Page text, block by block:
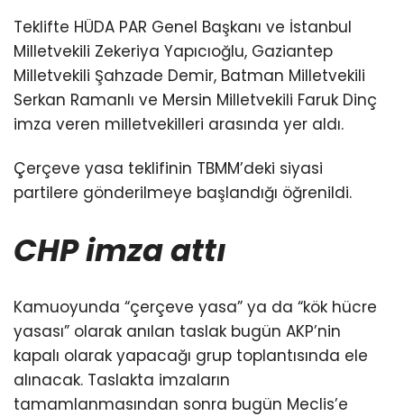
Teklifte HÜDA PAR Genel Başkanı ve İstanbul
Milletvekili Zekeriya Yapıcıoğlu, Gaziantep
Milletvekili Şahzade Demir, Batman Milletvekili
Serkan Ramanlı ve Mersin Milletvekili Faruk Dinç
imza veren milletvekilleri arasında yer aldı.
Çerçeve yasa teklifinin TBMM’deki siyasi
partilere gönderilmeye başlandığı öğrenildi.
CHP imza attı
Kamuoyunda “çerçeve yasa” ya da “kök hücre
yasası” olarak anılan taslak bugün AKP’nin
kapalı olarak yapacağı grup toplantısında ele
alınacak. Taslakta imzaların
tamamlanmasından sonra bugün Meclis’e